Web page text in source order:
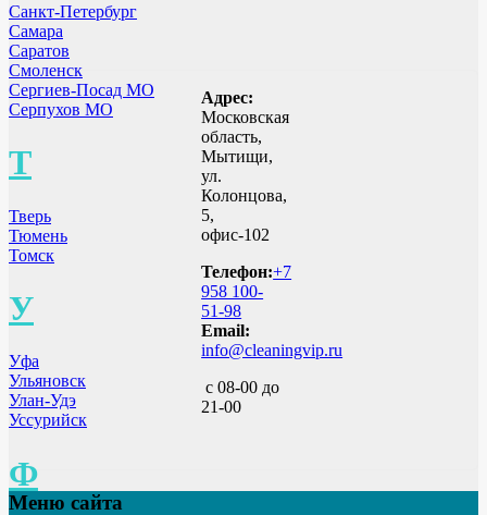
Санкт-Петербург
Самара
Саратов
Смоленск
Сергиев-Посад МО
Серпухов МО
Т
Тверь
Тюмень
Томск
У
Уфа
Ульяновск
Улан-Удэ
Уссурийск
Ф
Адрес:
Московская
область,
Мытищи,
ул.
Колонцова,
5,
офис-102
Телефон:+7
958 100-
51-98
Email:
info@cleaningvip.ru
с 08-00 до
21-00
Меню сайта